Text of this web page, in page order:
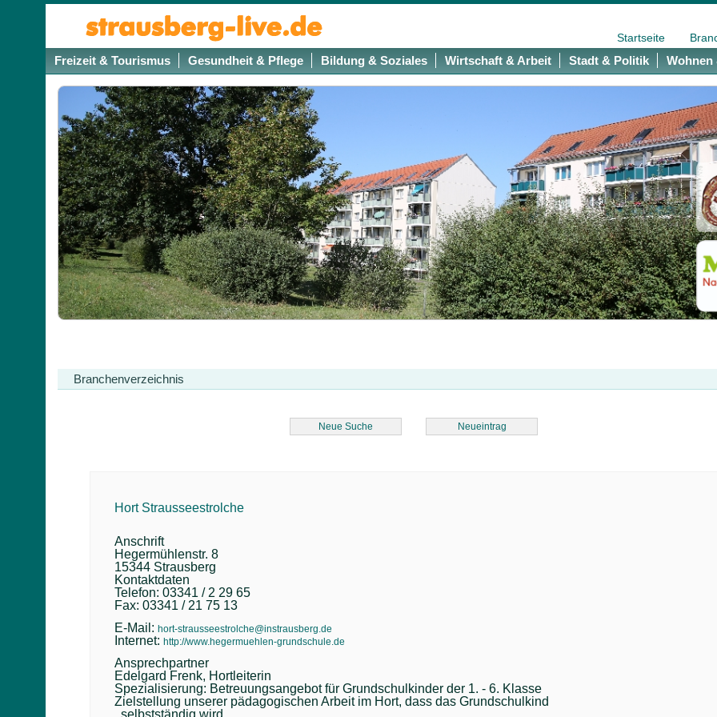
Startseite
Freizeit & Tourismus Gesundheit & Pflege Bildung & Soziales Wirtschaft & Arbeit Stadt & Politik Wohnen
Branchenverzeichnis
Neue Suche Neueintrag
Hort Strausseestrolche
Anschrift
Hegermühlenstr. 8
15344 Strausberg
Kontaktdaten
Telefon: 03341 / 2 29 65
Fax: 03341 / 21 75 13
E-Mail: hort-strausseestrolche@instrausberg.de
Internet: http://www.hegermuehlen-grundschule.de
Ansprechpartner
Edelgard Frenk, Hortleiterin
Spezialisierung: Betreuungsangebot für Grundschulkinder der 1. - 6. Klasse
Zielstellung unserer pädagogischen Arbeit im Hort, dass das Grundschulkind
. selbstständig wird